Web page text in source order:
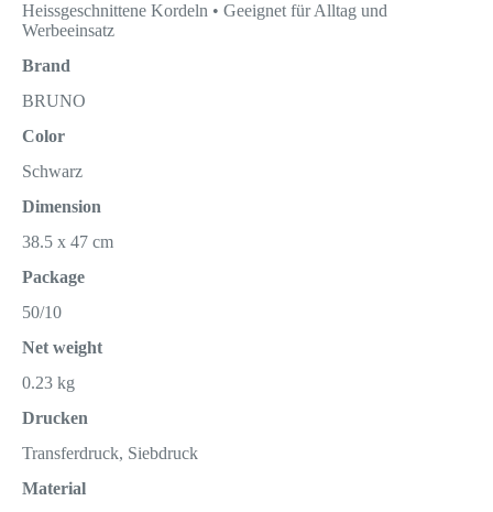
Heissgeschnittene Kordeln • Geeignet für Alltag und
Werbeeinsatz
Brand
BRUNO
Color
Schwarz
Dimension
38.5 x 47 cm
Package
50/10
Net weight
0.23 kg
Drucken
Transferdruck, Siebdruck
Material